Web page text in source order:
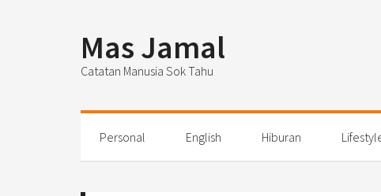
Mas Jamal
Catatan Manusia Sok Tahu
Personal English Hiburan